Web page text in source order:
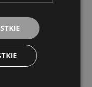
Dostępność:Dostępny
39,00 zł
DO KOSZYKA